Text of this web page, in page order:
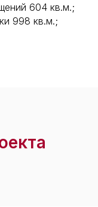
604 кв.м.;
998 кв.м.;